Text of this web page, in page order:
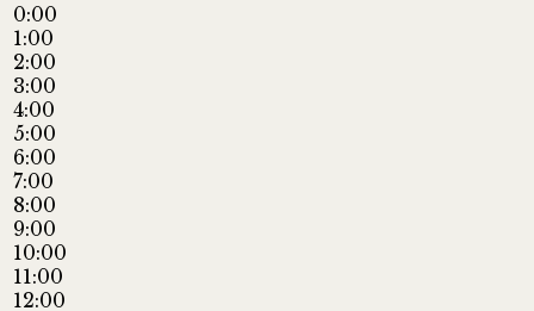
0:00
1:00
2:00
3:00
4:00
5:00
6:00
7:00
8:00
9:00
10:00
11:00
12:00